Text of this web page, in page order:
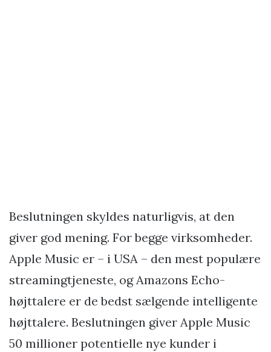
Beslutningen skyldes naturligvis, at den
giver god mening. For begge virksomheder.
Apple Music er – i USA – den mest populære
streamingtjeneste, og Amazons Echo-
højttalere er de bedst sælgende intelligente
højttalere. Beslutningen giver Apple Music
50 millioner potentielle nye kunder i